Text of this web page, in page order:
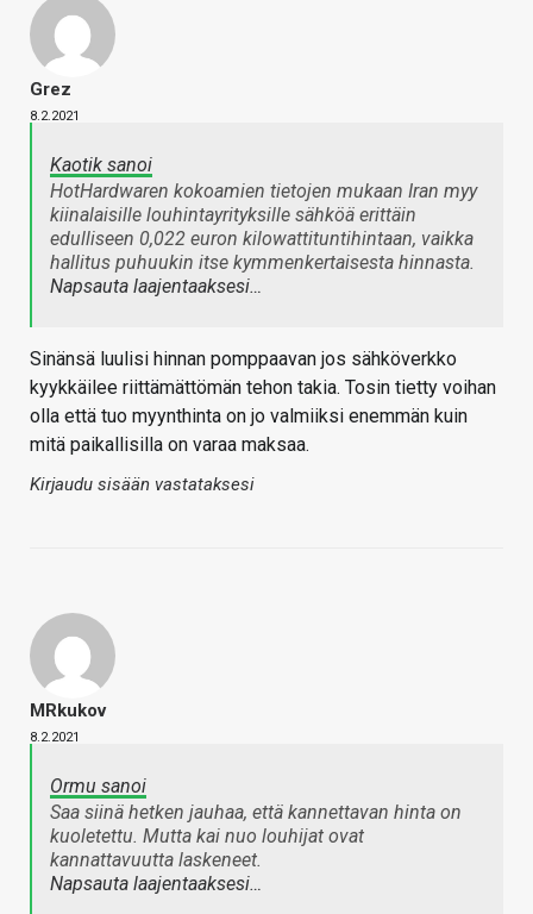
Grez
8.2.2021
Kaotik sanoi
HotHardwaren kokoamien tietojen mukaan Iran myy
kiinalaisille louhintayrityksille sähköä erittäin
edulliseen 0,022 euron kilowattituntihintaan, vaikka
hallitus puhuukin itse kymmenkertaisesta hinnasta.
Napsauta laajentaaksesi…
Sinänsä luulisi hinnan pomppaavan jos sähköverkko
kyykkäilee riittämättömän tehon takia. Tosin tietty voihan
olla että tuo myynthinta on jo valmiiksi enemmän kuin
mitä paikallisilla on varaa maksaa.
Kirjaudu sisään vastataksesi
MRkukov
8.2.2021
Ormu sanoi
Saa siinä hetken jauhaa, että kannettavan hinta on
kuoletettu. Mutta kai nuo louhijat ovat
kannattavuutta laskeneet.
Napsauta laajentaaksesi…